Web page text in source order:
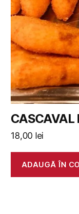
CASCAVAL
18,00 lei
ADAUGĂ ÎN